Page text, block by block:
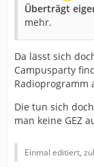
Überträgt
mehr.
Da lässt sich
Campusparty
Radioprogramm
Die tun sich
man keine GEZ
Einmal editiert,